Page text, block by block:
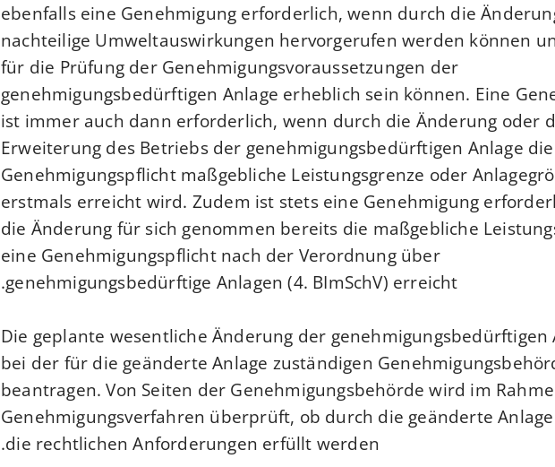
ebenfalls eine Genehmigung erforderlich, wenn durch die
nachteilige Umweltauswirkungen hervorgerufen werden können
für die Prüfung der Genehmigungsvoraussetzungen der
genehmigungsbedürftigen Anlage erheblich sein können. Eine
ist immer auch dann erforderlich, wenn durch die Änderung oder
Erweiterung des Betriebs der genehmigungsbedürftigen Anlage
Genehmigungspflicht maßgebliche Leistungsgrenze oder
erstmals erreicht wird. Zudem ist stets eine Genehmigung
die Änderung für sich genommen bereits die maßgebliche
eine Genehmigungspflicht nach der Verordnung über
genehmigungsbedürftige Anlagen (4. BImSchV) erreicht.
Die geplante wesentliche Änderung der genehmigungsbedürftigen
bei der für die geänderte Anlage zuständigen
beantragen.Von Seiten der Genehmigungsbehörde wird im
Genehmigungsverfahren überprüft, ob durch die geänderte
die rechtlichen Anforderungen erfüllt werden.